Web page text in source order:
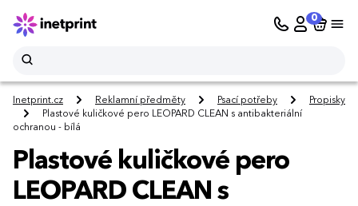
0
Inetprint.cz Reklamní předměty Psací potřeby
Propisky
Plastové kuličkové pero LEOPARD CLEAN s antibakteriální
ochranou - bílá
Plastové kuličkové pero
LEOPARD CLEAN s